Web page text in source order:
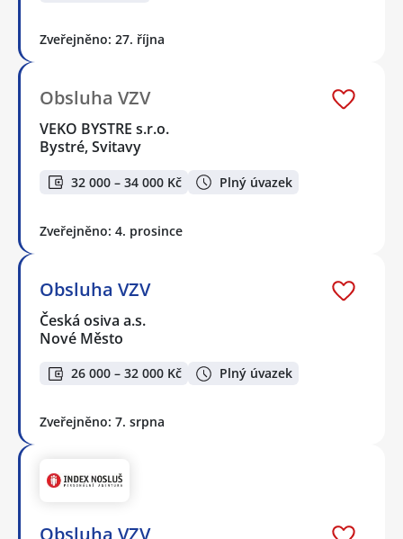
Zveřejněno: 27. října
Obsluha VZV
VEKO BYSTRE s.r.o.
Bystré, Svitavy
32 000 – 34 000 Kč Plný úvazek
Zveřejněno: 4. prosince
Obsluha VZV
Česká osiva a.s.
Nové Město
26 000 – 32 000 Kč Plný úvazek
Zveřejněno: 7. srpna
Obsluha VZV